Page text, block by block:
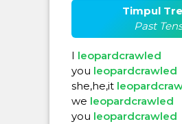
Timpul
Past
I leopardcrawled
you leopardcrawled
she,he,it
we leopardcrawled
you leopardcrawled